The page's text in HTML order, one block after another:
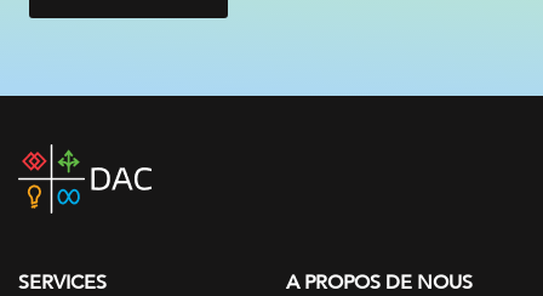
DAC
home
SERVICES
A PROPOS DE NOUS